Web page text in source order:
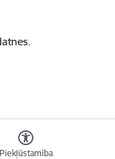
Piekļūstamība